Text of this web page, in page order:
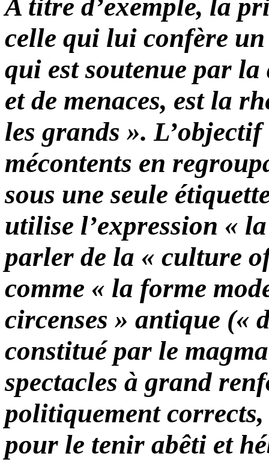
A titre d’exemple, la
celle qui lui confère
qui est soutenue par
et de menaces, est la
les grands ».
mécontents en
sous une seule
utilise l’expression «
parler de la « culture
comme « la forme
circenses » antique («
constitué par le
spectacles à grand
politiquement
pour le tenir abêti et